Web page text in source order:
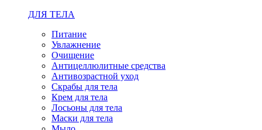
ДЛЯ ТЕЛА
Питание
Увлажнение
Очищение
Антицеллюлитные средства
Антивозрастной уход
Скрабы для тела
Крем для тела
Лосьоны для тела
Маски для тела